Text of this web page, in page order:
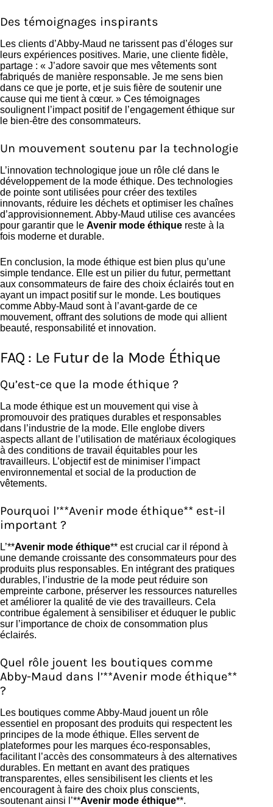
Des témoignages inspirants
Les clients d’Abby-Maud ne tarissent pas d’éloges sur
leurs expériences positives. Marie, une cliente fidèle,
partage : « J’adore savoir que mes vêtements sont
fabriqués de manière responsable. Je me sens bien
dans ce que je porte, et je suis fière de soutenir une
cause qui me tient à cœur. » Ces témoignages
soulignent l’impact positif de l’engagement éthique sur
le bien-être des consommateurs.
Un mouvement soutenu par la technologie
L’innovation technologique joue un rôle clé dans le
développement de la mode éthique. Des technologies
de pointe sont utilisées pour créer des textiles
innovants, réduire les déchets et optimiser les chaînes
d’approvisionnement. Abby-Maud utilise ces avancées
pour garantir que le Avenir mode éthique reste à la
fois moderne et durable.
En conclusion, la mode éthique est bien plus qu’une
simple tendance. Elle est un pilier du futur, permettant
aux consommateurs de faire des choix éclairés tout en
ayant un impact positif sur le monde. Les boutiques
comme Abby-Maud sont à l’avant-garde de ce
mouvement, offrant des solutions de mode qui allient
beauté, responsabilité et innovation.
FAQ : Le Futur de la Mode Éthique
Qu’est-ce que la mode éthique ?
La mode éthique est un mouvement qui vise à
promouvoir des pratiques durables et responsables
dans l’industrie de la mode. Elle englobe divers
aspects allant de l’utilisation de matériaux écologiques
à des conditions de travail équitables pour les
travailleurs. L’objectif est de minimiser l’impact
environnemental et social de la production de
vêtements.
Pourquoi l’**Avenir mode éthique** est-il
important ?
L’**Avenir mode éthique** est crucial car il répond à
une demande croissante des consommateurs pour des
produits plus responsables. En intégrant des pratiques
durables, l’industrie de la mode peut réduire son
empreinte carbone, préserver les ressources naturelles
et améliorer la qualité de vie des travailleurs. Cela
contribue également à sensibiliser et éduquer le public
sur l’importance de choix de consommation plus
éclairés.
Quel rôle jouent les boutiques comme
Abby-Maud dans l’**Avenir mode éthique**
?
Les boutiques comme Abby-Maud jouent un rôle
essentiel en proposant des produits qui respectent les
principes de la mode éthique. Elles servent de
plateformes pour les marques éco-responsables,
facilitant l’accès des consommateurs à des alternatives
durables. En mettant en avant des pratiques
transparentes, elles sensibilisent les clients et les
encouragent à faire des choix plus conscients,
soutenant ainsi l’**Avenir mode éthique**.